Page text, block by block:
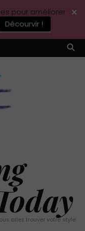
allez trouver votre style
×
pour améliorer
Décourvir !